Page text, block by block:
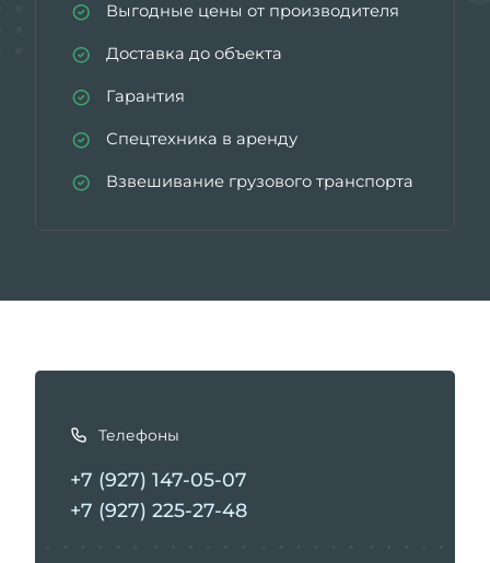
Выгодные цены от производителя
Доставка до объекта
Гарантия
Спецтехника в аренду
Взвешивание грузового транспорта
Телефоны
+7 (927) 147-05-07
+7 (927) 225-27-48